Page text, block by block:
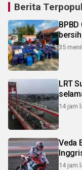
Berita
35
LRT
14 jam
Veda
14 jam